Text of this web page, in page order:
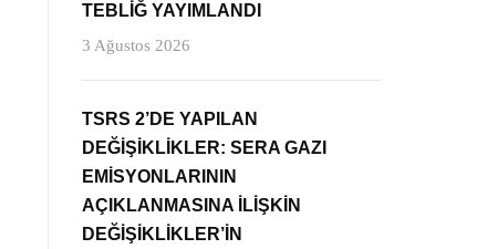
TEBLİĞ YAYIMLANDI
3 Ağustos 2026
TSRS 2’DE YAPILAN
DEĞİŞİKLİKLER: SERA GAZI
EMİSYONLARININ
AÇIKLANMASINA İLİŞKİN
DEĞİŞİKLİKLER’İN